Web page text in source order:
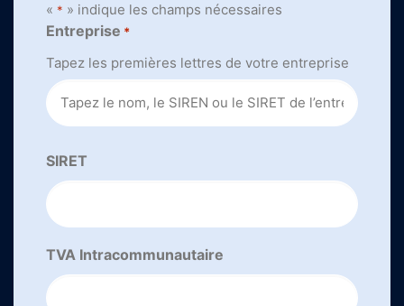
« * » indique les champs nécessaires
Entreprise *
Tapez les premières lettres de votre entreprise
SIRET
TVA Intracommunautaire